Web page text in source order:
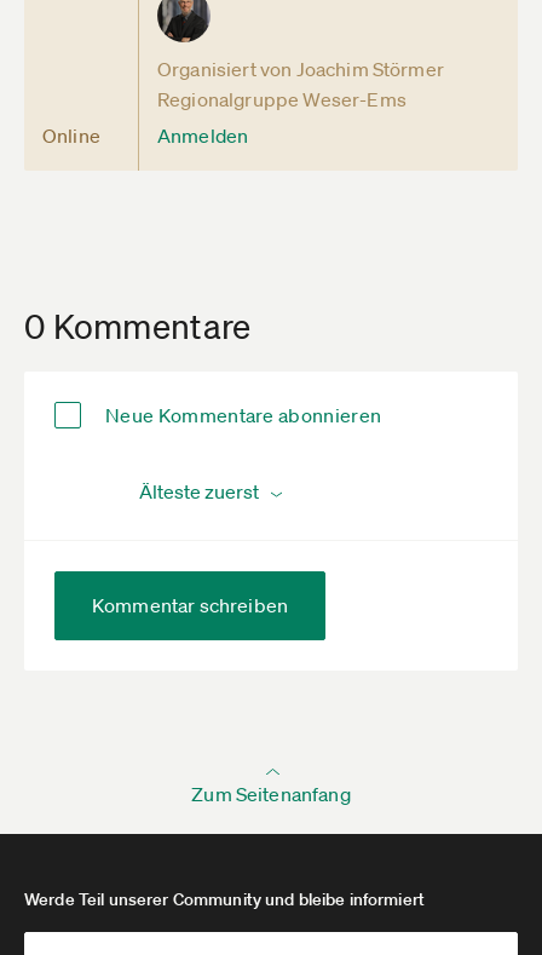
Online
Organisiert von Joachim Störmer
Regionalgruppe Weser-Ems
Anmelden
0 Kommentare
Neue Kommentare abonnieren
Kommentar schreiben
Zum Seitenanfang
Werde Teil unserer Community und bleibe informiert